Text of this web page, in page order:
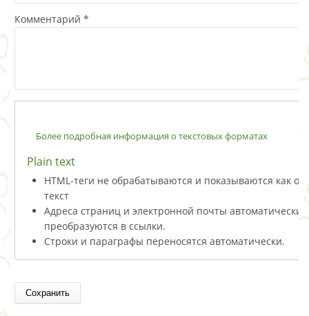
Комментарий *
Более подробная информация о текстовых форматах
Plain text
HTML-теги не обрабатываются и показываются как
текст
Адреса страниц и электронной почты автоматически
преобразуются в ссылки.
Строки и параграфы переносятся автоматически.